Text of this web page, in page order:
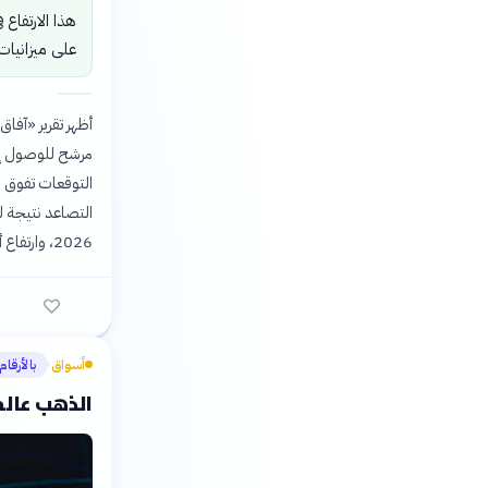
هذا
على
2026، وارتفاع أسعار السلع الغذائية والمستوردة عالمياً بسبب التوترات الجيوسياسية.
أسواق› بالأرقام
الذهب